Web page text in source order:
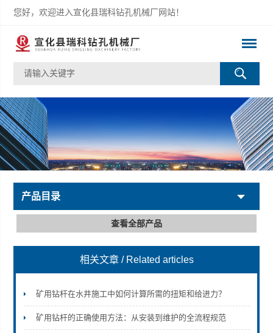
您好，欢迎进入宣化县瑞科钻孔机械厂网站！
宣化县瑞科钻孔机械厂
产品目录
查看全部产品
相关文章 / Related articles
矿用钻杆在水井施工中如何计算所需的扭矩和给进力？
矿用钻杆的正确使用方法：从安装到维护的全流程规范